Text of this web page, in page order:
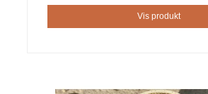
Vis produkt